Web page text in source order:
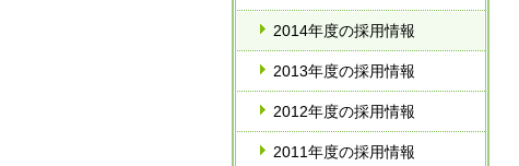
2014年度の採用情報
2013年度の採用情報
2012年度の採用情報
2011年度の採用情報